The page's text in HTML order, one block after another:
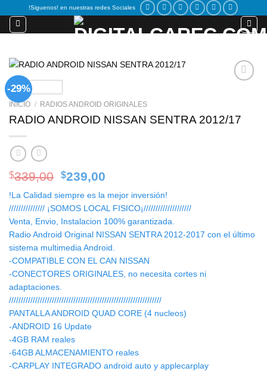
content
!Siguenos! en nuestras redes Sociales
-29%
INICIO / RADIOS ANDROID ORIGINALES
RADIO ANDROID NISSAN SENTRA 2012/17
$339,00 Original
price
was:
$339,00.
$239,00
is:
$239,00.
!La Calidad siempre es la mejor inversión!
/////////////// ¡SOMOS LOCAL FISICO¡////////////////////
Venta, Envio, Instalacion 100% garantizada.
Radio Android Original NISSAN SENTRA 2012-2017 con el último
sistema multimedia Android.
-COMPATIBLE CON EL CAN NISSAN
-CONECTORES ORIGINALES, no necesita cortes ni
adaptaciones.
////////////////////////////////////////////////////////////////
PANTALLA ANDROID QUAD CORE (4 nucleos)
-ANDROID 16 Update
-4GB RAM reales
-64GB ALMACENAMIENTO reales
-CARPLAY INTEGRADO android auto y applecarplay